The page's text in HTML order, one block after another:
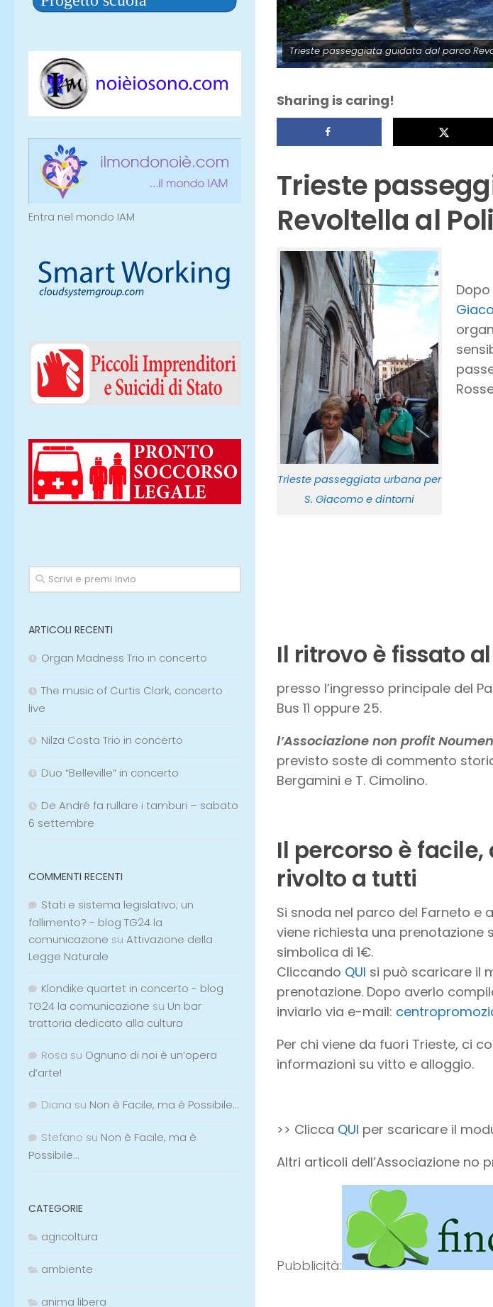
Trieste passeggiata guidata dal parco
Sharing is caring!
Trieste
Revoltella al
Trieste passeggiata urbana per
S. Giacomo e dintorni
Il ritrovo è fissato al
presso l’ingresso principale del
Bus 11 oppure 25.
l’Associazione non profit
previsto soste di commento
Bergamini e T. Cimolino.
Il percorso è facile,
rivolto a tutti
Si snoda nel parco del Farneto e
viene richiesta una prenotazione
simbolica di 1€.
Cliccando QUI si può scaricare il
prenotazione. Dopo averlo
inviarlo via e-mail:
Per chi viene da fuori Trieste, ci
informazioni su vitto e alloggio.
>> Clicca QUI per scaricare il
Altri articoli dell’Associazione no
Entra nel mondo IAM
ARTICOLI RECENTI
Organ Madness Trio in concerto
The music of Curtis Clark, concerto
live
Nilza Costa Trio in concerto
Duo “Belleville” in concerto
De André fa rullare i tamburi – sabato
6 settembre
COMMENTI RECENTI
Stati e sistema legislativo; un
fallimento? - blog TG24 la
comunicazione su Attivazione della
Legge Naturale
Klondike quartet in concerto - blog
TG24 la comunicazione su Un bar
trattoria dedicato alla cultura
Rosa su Ognuno di noi è un’opera
d’arte!
Diana su Non è Facile, ma è Possibile…
Stefano su Non è Facile, ma è
Possibile…
CATEGORIE
agricoltura
ambiente
anima libera